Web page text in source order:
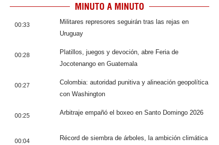
MINUTO A MINUTO
00:33
Militares represores seguirán tras las rejas en
Uruguay
00:28
Platillos, juegos y devoción, abre Feria de
Jocotenango en Guatemala
00:27
Colombia: autoridad punitiva y alineación geopolítica
con Washington
00:25 Arbitraje empañó el boxeo en Santo Domingo 2026
00:04
Récord de siembra de árboles, la ambición climática